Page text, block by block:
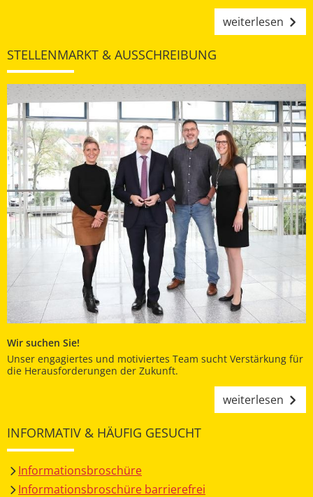
weiterlesen
STELLENMARKT & AUSSCHREIBUNG
Wir suchen Sie!
Unser engagiertes und motiviertes Team sucht Verstärkung für
die Herausforderungen der Zukunft.
weiterlesen
INFORMATIV & HÄUFIG GESUCHT
Informationsbroschüre
Informationsbroschüre barrierefrei